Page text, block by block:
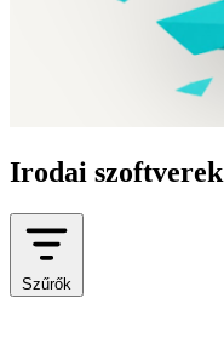
Irodai szoftverek
Szűrők